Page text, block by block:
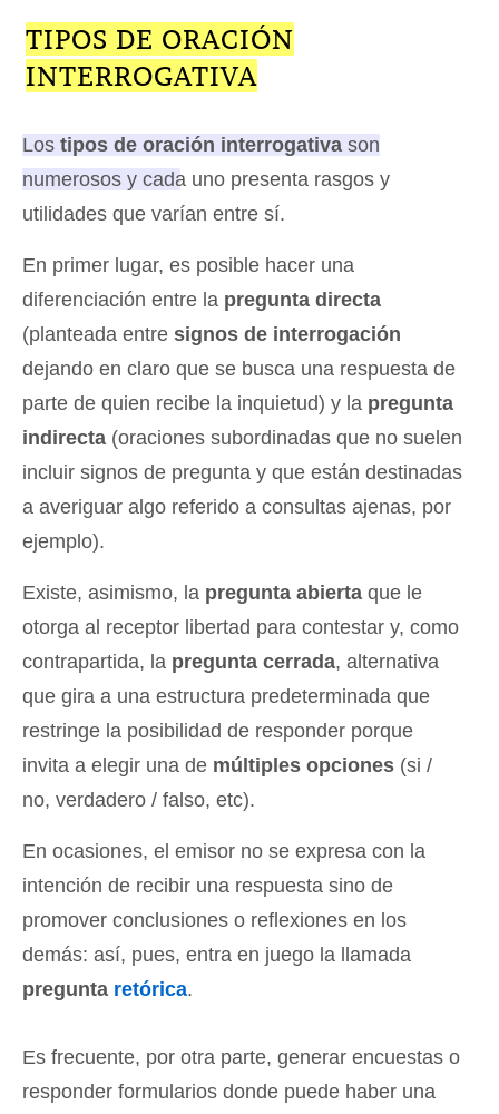
TIPOS DE ORACIÓN
INTERROGATIVA
Los tipos de oración interrogativa son
numerosos y cada uno presenta rasgos y
utilidades que varían entre sí.
En primer lugar, es posible hacer una
diferenciación entre la pregunta directa
(planteada entre signos de interrogación
dejando en claro que se busca una respuesta de
parte de quien recibe la inquietud) y la pregunta
indirecta (oraciones subordinadas que no suelen
incluir signos de pregunta y que están destinadas
a averiguar algo referido a consultas ajenas, por
ejemplo).
Existe, asimismo, la pregunta abierta que le
otorga al receptor libertad para contestar y, como
contrapartida, la pregunta cerrada, alternativa
que gira a una estructura predeterminada que
restringe la posibilidad de responder porque
invita a elegir una de múltiples opciones (si /
no, verdadero / falso, etc).
En ocasiones, el emisor no se expresa con la
intención de recibir una respuesta sino de
promover conclusiones o reflexiones en los
demás: así, pues, entra en juego la llamada
pregunta retórica.
Es frecuente, por otra parte, generar encuestas o
responder formularios donde puede haber una